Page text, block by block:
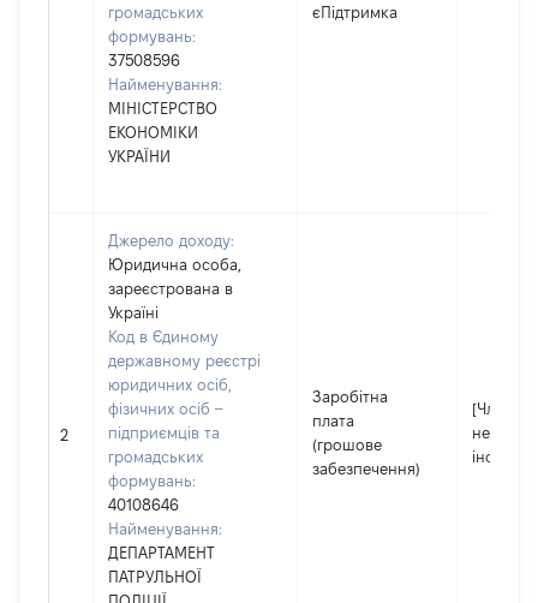
громадських
формувань:
37508596
Найменування:
МІНІСТЕРСТВО
ЕКОНОМІКИ
УКРАЇНИ
єПідтримка
2
Джерело доходу:
Юридична особа,
зареєстрована в
Україні
Код в Єдиному
державному реєстрі
юридичних осіб,
фізичних осіб –
підприємців та
громадських
формувань:
40108646
Найменування:
ДЕПАРТАМЕНТ
ПАТРУЛЬНОЇ
Заробітна
плата
(грошове
забезпечення)
[Член
не надав